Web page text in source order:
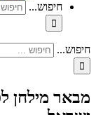
חיפוש...
חיפוש...